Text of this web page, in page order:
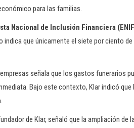
para las familias.
Nacional de Inclusión Financiera
indica que únicamente el siete por ciento
señala que los gastos funerarios
Bajo este contexto, Klar indicó
de Klar, señaló que la ampliación de